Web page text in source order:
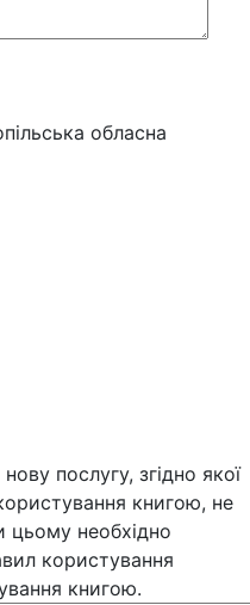
обласна
послугу, згідно якої
книгою, не
цьому необхідно
користування
книгою.